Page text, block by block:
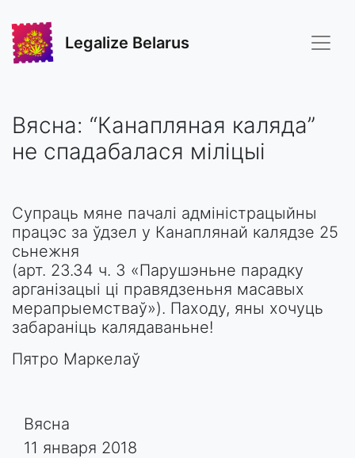
Legalize Belarus
Вясна: “Канапляная каляда”
не спадабалася міліцыі
Супраць мяне пачалі адміністрацыйны
працэс за ўдзел у Канаплянай калядзе 25
сьнежня
(арт. 23.34 ч. 3 «Парушэньне парадку
арганізацыі ці правядзеньня масавых
мерапрыемстваў»). Паходу, яны хочуць
забараніць калядаваньне!
Пятро Маркелаў
Вясна
11 января 2018